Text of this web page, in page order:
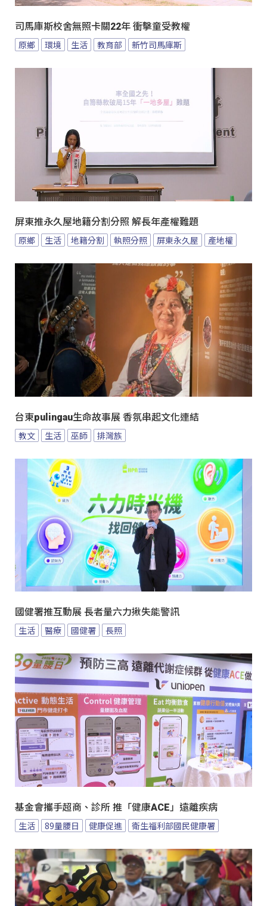
司馬庫斯校舍無照卡關22年 衝擊童受教權
原鄉 環境 生活 教育部 新竹司馬庫斯
屏東推永久屋地籍分割分照 解長年產權難題
原鄉 生活 地籍分割 執照分照 屏東永久屋 產地權
台東pulingau生命故事展 香氛串起文化連結
教文 生活 巫師 排灣族
國健署推互動展 長者量六力揪失能警訊
生活 醫療 國健署 長照
基金會攜手超商、診所 推「健康ACE」遠離疾病
生活 89量腰日 健康促進 衛生福利部國民健康署